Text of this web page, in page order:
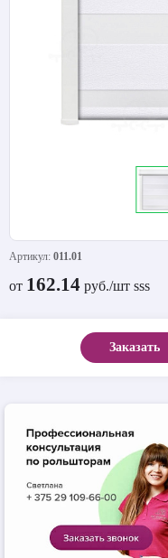
Артикул: 011.01
от 162.14 руб./шт sss
Заказать